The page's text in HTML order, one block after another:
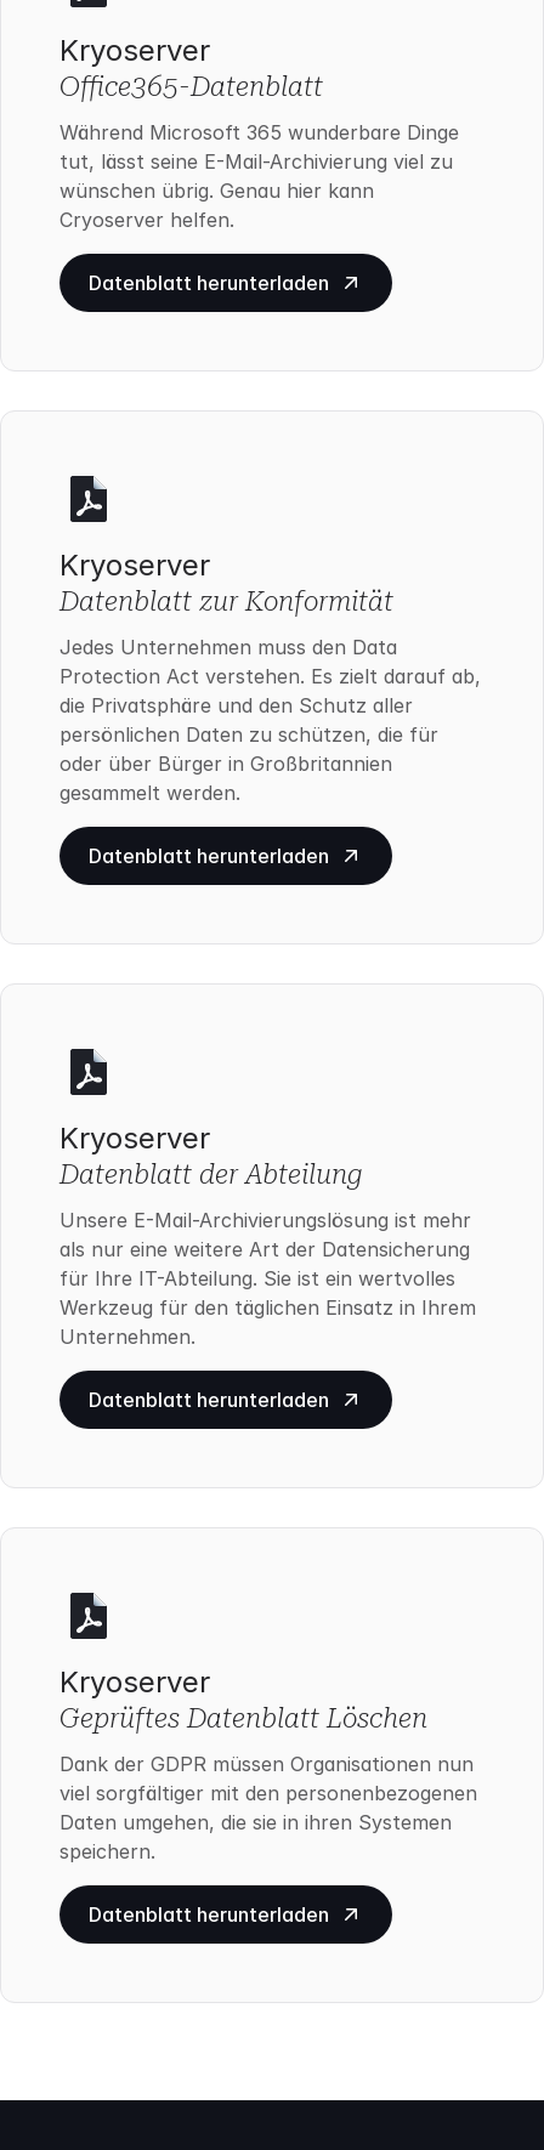
Kryoserver
Office365-Datenblatt
Während Microsoft 365 wunderbare Dinge
tut, lässt seine E-Mail-Archivierung viel zu
wünschen übrig. Genau hier kann
Cryoserver helfen.
Datenblatt herunterladen
Kryoserver
Datenblatt zur Konformität
Jedes Unternehmen muss den Data
Protection Act verstehen. Es zielt darauf ab,
die Privatsphäre und den Schutz aller
persönlichen Daten zu schützen, die für
oder über Bürger in Großbritannien
gesammelt werden.
Datenblatt herunterladen
Kryoserver
Datenblatt der Abteilung
Unsere E-Mail-Archivierungslösung ist mehr
als nur eine weitere Art der Datensicherung
für Ihre IT-Abteilung. Sie ist ein wertvolles
Werkzeug für den täglichen Einsatz in Ihrem
Unternehmen.
Datenblatt herunterladen
Kryoserver
Geprüftes Datenblatt Löschen
Dank der GDPR müssen Organisationen nun
viel sorgfältiger mit den personenbezogenen
Daten umgehen, die sie in ihren Systemen
speichern.
Datenblatt herunterladen